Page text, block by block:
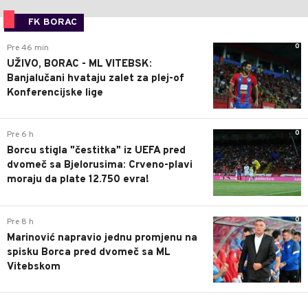
FK BORAC
0
Pre 46 min
UŽIVO, BORAC - ML VITEBSK:
Banjalučani hvataju zalet za plej-of
Konferencijske lige
0
Pre 6 h
Borcu stigla "čestitka" iz UEFA pred
dvomeč sa Bjelorusima: Crveno-plavi
moraju da plate 12.750 evra!
0
Pre 8 h
Marinović napravio jednu promjenu na
spisku Borca pred dvomeč sa ML
Vitebskom